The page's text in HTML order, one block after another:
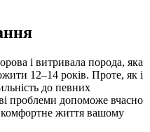
і витривала порода, яка
12–14 років. Проте, як і
до певних
проблеми допоможе вчасно
комфортне життя вашому